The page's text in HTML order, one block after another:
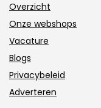
Overzicht
Onze webshops
Vacature
Blogs
Privacybeleid
Adverteren